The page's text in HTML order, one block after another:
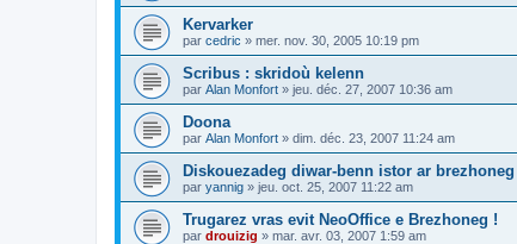
Kervarker
par cedric » mer. nov. 30, 2005 10:19 pm
Scribus : skridoù kelenn
par Alan Monfort » jeu. déc. 27, 2007 10:36 am
Doona
par Alan Monfort » dim. déc. 23, 2007 11:24 am
Diskouezadeg diwar-benn istor ar brezhoneg
par yannig » jeu. oct. 25, 2007 11:22 am
Trugarez vras evit NeoOffice e Brezhoneg !
par drouizig » mar. avr. 03, 2007 1:59 am